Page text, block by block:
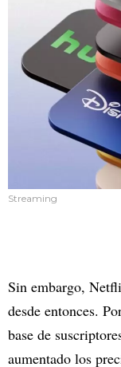
Streaming
Sin embargo,
desde entonces.
base de
aumentado los